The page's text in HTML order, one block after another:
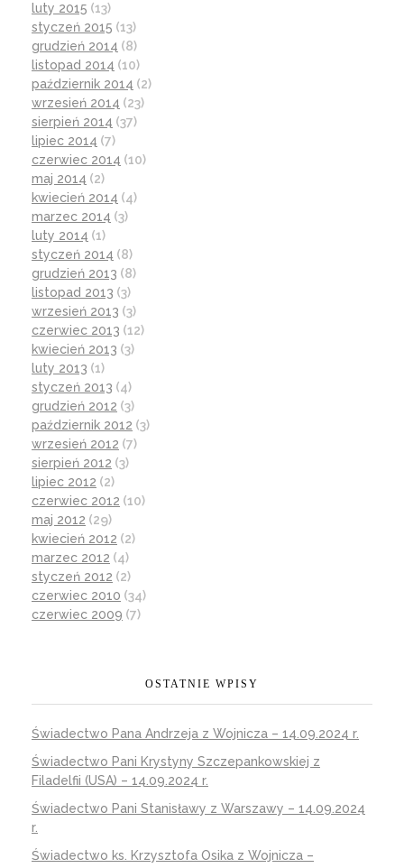
luty 2015 (13)
styczeń 2015 (13)
grudzień 2014 (8)
listopad 2014 (10)
październik 2014 (2)
wrzesień 2014 (23)
sierpień 2014 (37)
lipiec 2014 (7)
czerwiec 2014 (10)
maj 2014 (2)
kwiecień 2014 (4)
marzec 2014 (3)
luty 2014 (1)
styczeń 2014 (8)
grudzień 2013 (8)
listopad 2013 (3)
wrzesień 2013 (3)
czerwiec 2013 (12)
kwiecień 2013 (3)
luty 2013 (1)
styczeń 2013 (4)
grudzień 2012 (3)
październik 2012 (3)
wrzesień 2012 (7)
sierpień 2012 (3)
lipiec 2012 (2)
czerwiec 2012 (10)
maj 2012 (29)
kwiecień 2012 (2)
marzec 2012 (4)
styczeń 2012 (2)
czerwiec 2010 (34)
czerwiec 2009 (7)
OSTATNIE WPISY
Świadectwo Pana Andrzeja z Wojnicza – 14.09.2024 r.
Świadectwo Pani Krystyny Szczepankowskiej z
Filadelfii (USA) – 14.09.2024 r.
Świadectwo Pani Stanisławy z Warszawy – 14.09.2024
r.
Świadectwo ks. Krzysztofa Osika z Wojnicza –